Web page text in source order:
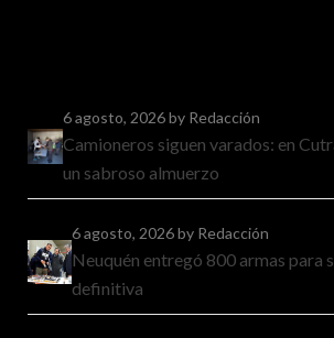
6 agosto, 2026by Redacción
Camioneros siguen varados: en
un sabroso almuerzo
6 agosto, 2026by Redacción
Neuquén entregó 800 armas para
definitiva